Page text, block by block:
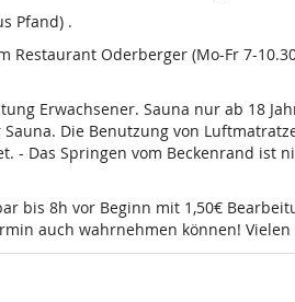
Pfand) .
Oderberger (Mo-Fr 7-
Erwachsener. Sauna nur ab 18
Die Benutzung von
Das Springen vom Beckenrand ist
bis 8h vor Beginn mit 1,50€
auch wahrnehmen können! Vielen